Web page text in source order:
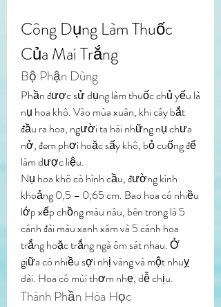
Công Dụng Làm Thuốc
Của Mai Trắng
Bộ Phận Dùng
Phần được sử dụng làm thuốc chủ yếu là
nụ hoa khô. Vào mùa xuân, khi cây bắt
đầu ra hoa, người ta hái những nụ chưa
nở, đem phơi hoặc sấy khô, bỏ cuống để
làm dược liệu.
Nụ hoa khô có hình cầu, đường kính
khoảng 0,5 – 0,65 cm. Bao hoa có nhiều
lớp xếp chồng màu nâu, bên trong là 5
cánh đài màu xanh xám và 5 cánh hoa
trắng hoặc trắng ngà ôm sát nhau. Ở
giữa có nhiều sợi nhị vàng và một nhuỵ
dài. Hoa có mùi thơm nhẹ, dễ chịu.
Thành Phần Hóa Học